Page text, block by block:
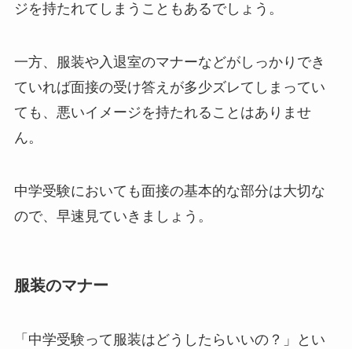
ジを持たれてしまうこともあるでしょう。
一方、服装や入退室のマナーなどがしっかりでき
ていれば面接の受け答えが多少ズレてしまってい
ても、悪いイメージを持たれることはありませ
ん。
中学受験においても面接の基本的な部分は大切な
ので、早速見ていきましょう。
服装のマナー
「中学受験って服装はどうしたらいいの？」とい